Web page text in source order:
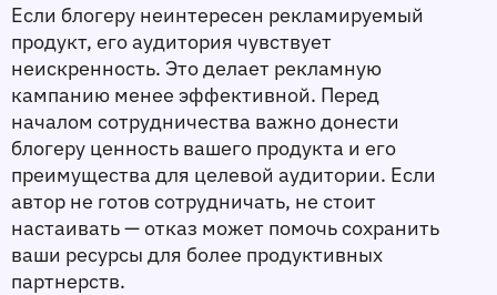
Если блогеру неинтересен рекламируемый
продукт, его аудитория чувствует
неискренность. Это делает рекламную
кампанию менее эффективной. Перед
началом сотрудничества важно донести
блогеру ценность вашего продукта и его
преимущества для целевой аудитории. Если
автор не готов сотрудничать, не стоит
настаивать — отказ может помочь сохранить
ваши ресурсы для более продуктивных
партнерств.